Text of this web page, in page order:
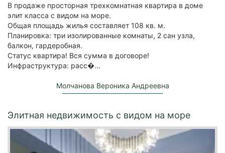
В продаже просторная трехкомнатная квартира в доме
элит класса с видом на море.
Общая площадь жилья составляет 108 кв. м.
Планировка: три изолированные комнаты, 2 сан узла,
балкон, гардеробная.
Статус квартира! Вся сумма в договоре!
Инфраструктура: расс�...
Молчанова Вероника Андреевна
Элитная недвижимость с видом на море